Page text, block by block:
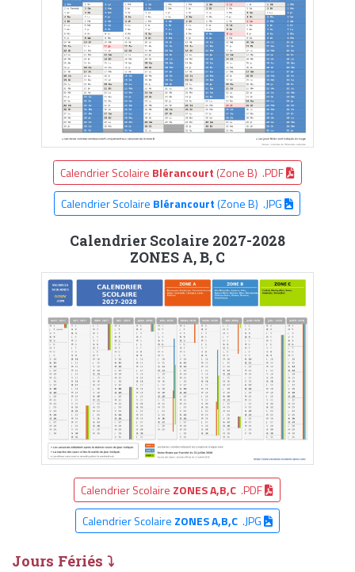
Calendrier Scolaire Blérancourt (Zone B) .PDF
Calendrier Scolaire Blérancourt(Zone B) .JPG
Calendrier Scolaire 2027-2028
ZONES A, B, C
Calendrier Scolaire ZONES A,B,C .PDF
Calendrier Scolaire ZONES A,B,C.JPG
Jours Fériés ⤵